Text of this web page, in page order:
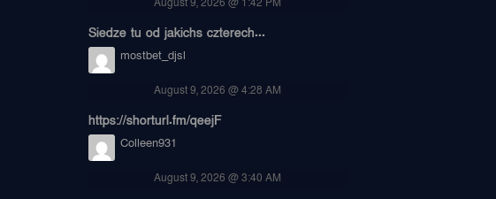
August 9, 2026 @ 1:42 PM
Siedze tu od jakichs czterech...
mostbet_djsl
August 9, 2026 @ 4:28 AM
https://shorturl.fm/qeejF
Colleen931
August 9, 2026 @ 3:40 AM